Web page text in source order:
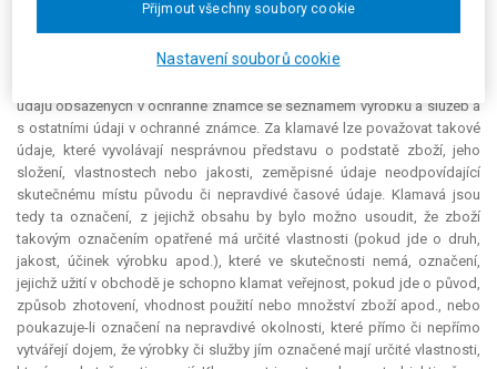
službám, pro které je označení zapsáno. Důvodem vyloučení zápisu
zájmů, přičemž klamavost a nepravdivost označení by měla být zřejmá
údajů obsažených v ochranné známce se seznamem výrobků a služeb a
s ostatními údaji v ochranné známce. Za klamavé lze považovat takové
údaje, které vyvolávají nesprávnou představu o podstatě zboží, jeho
složení, vlastnostech nebo jakosti, zeměpisné údaje neodpovídající
skutečnému místu původu či nepravdivé časové údaje. Klamavá jsou
tedy ta označení, z jejichž obsahu by bylo možno usoudit, že zboží
takovým označením opatřené má určité vlastnosti (pokud jde o druh,
jakost, účinek výrobku apod.), které ve skutečnosti nemá, označení,
jejichž užití v obchodě je schopno klamat veřejnost, pokud jde o původ,
způsob zhotovení, vhodnost použití nebo množství zboží apod., nebo
poukazuje-li označení na nepravdivé okolnosti, které přímo či nepřímo
vytvářejí dojem, že výrobky či služby jím označené mají určité vlastnosti,
Nastavení souborů cookie
Přijmout všechny soubory cookie